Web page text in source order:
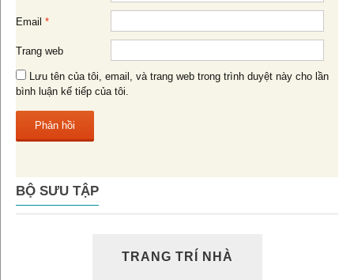
Email *
Trang web
Lưu tên của tôi, email, và trang web trong trình duyệt này cho lần
bình luận kế tiếp của tôi.
BỘ SƯU TẬP
TRANG TRÍ NHÀ